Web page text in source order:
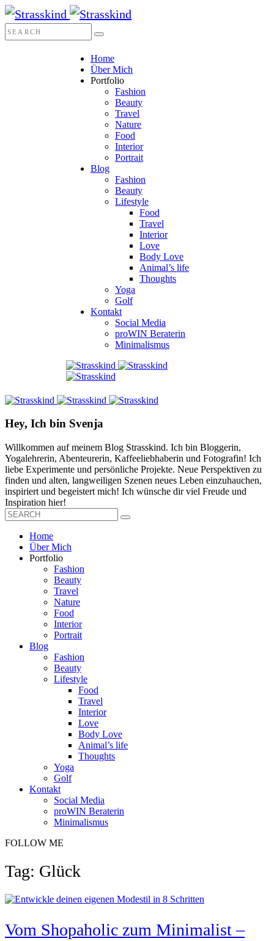
Home
Über Mich
Portfolio
Fashion
Beauty
Travel
Nature
Food
Interior
Portrait
Blog
Fashion
Beauty
Lifestyle
Food
Travel
Interior
Love
Body Love
Animal’s life
Thoughts
Yoga
Golf
Kontakt
Social Media
proWIN Beraterin
Minimalismus
Hey, Ich bin Svenja
Willkommen auf meinem Blog Strasskind. Ich bin Bloggerin,
Yogalehrerin, Abenteurerin, Kaffeeliebhaberin und Fotografin! Ich
liebe Experimente und persönliche Projekte. Neue Perspektiven zu
finden und alten, langweiligen Szenen neues Leben einzuhauchen,
inspiriert und begeistert mich! Ich wünsche dir viel Freude und
Inspiration hier!
Home
Über Mich
Portfolio
Fashion
Beauty
Travel
Nature
Food
Interior
Portrait
Blog
Fashion
Beauty
Lifestyle
Food
Travel
Interior
Love
Body Love
Animal’s life
Thoughts
Yoga
Golf
Kontakt
Social Media
proWIN Beraterin
Minimalismus
FOLLOW ME
Tag: Glück
Vom Shopaholic zum Minimalist –